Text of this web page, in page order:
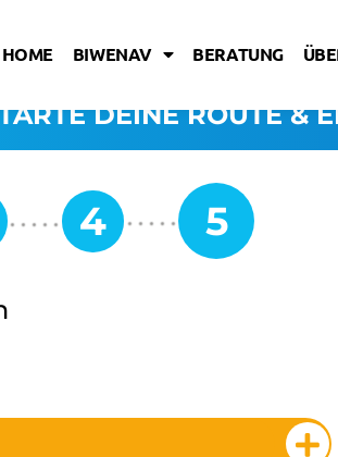
HOME BIWENAV BERATUNG
DEINE ROUTE &